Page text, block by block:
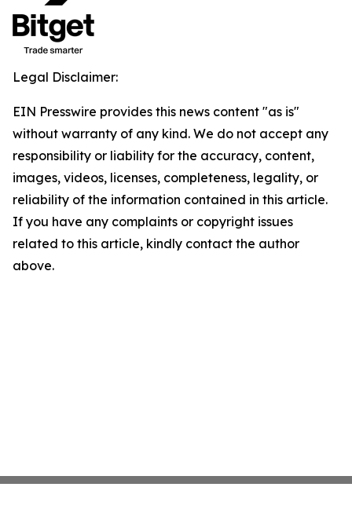
Legal Disclaimer:
EIN Presswire provides this news content "as is"
without warranty of any kind. We do not accept any
responsibility or liability for the accuracy, content,
images, videos, licenses, completeness, legality, or
reliability of the information contained in this article.
If you have any complaints or copyright issues
related to this article, kindly contact the author
above.